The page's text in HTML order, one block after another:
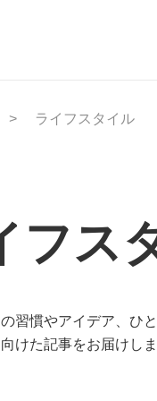
ライフスタイル
フス
習慣やアイデア、ひ
けた記事をお届けし